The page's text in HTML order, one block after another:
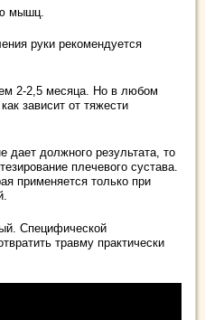
мышц.
руки рекомендуется
2-2,5 месяца. Но в любом
зависит от тяжести
дает должного результата, то
плечевого сустава.
применяется только при
Специфической
травму практически